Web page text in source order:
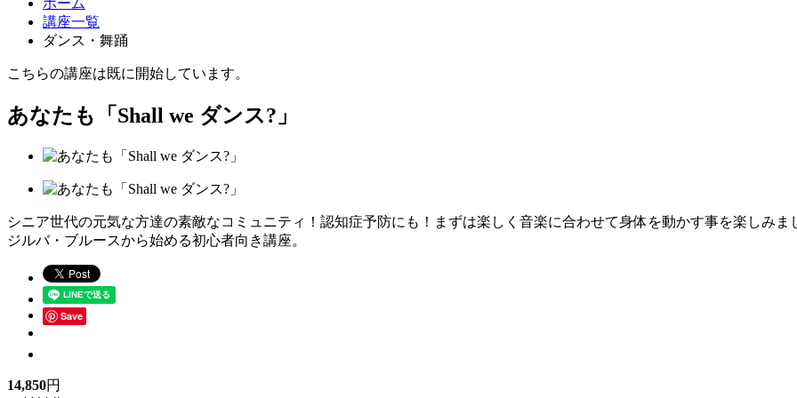
ホーム
講座一覧
ダンス・舞踊
こちらの講座は既に開始しています。
あなたも「Shall we ダンス?」
シニア世代の元気な方達の素敵なコミュニティ！認知症予防にも！まずは楽しく音楽に合わせて身体を動かす事を楽しみま
ジルバ・ブルースから始める初心者向き講座。
Save
14,850円